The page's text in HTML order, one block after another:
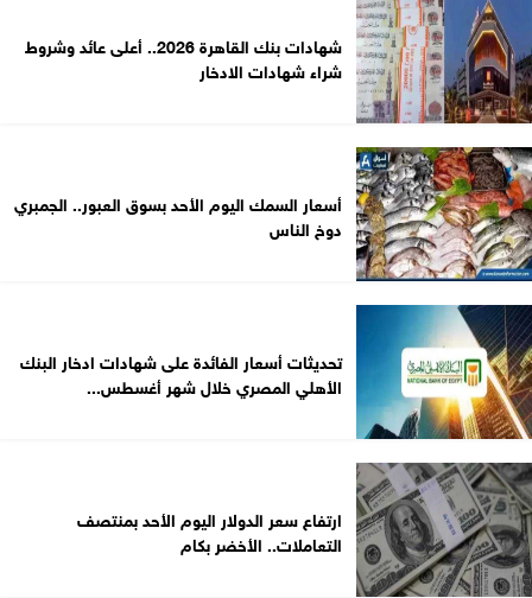
شهادات بنك القاهرة 2026.. أعلى عائد وشروط
شراء شهادات الادخار
أسعار السمك اليوم الأحد بسوق العبور.. الجمبري
دوخ الناس
تحديثات أسعار الفائدة على شهادات ادخار البنك
الأهلي المصري خلال شهر أغسطس...
ارتفاع سعر الدولار اليوم الأحد بمنتصف
التعاملات.. الأخضر بكام